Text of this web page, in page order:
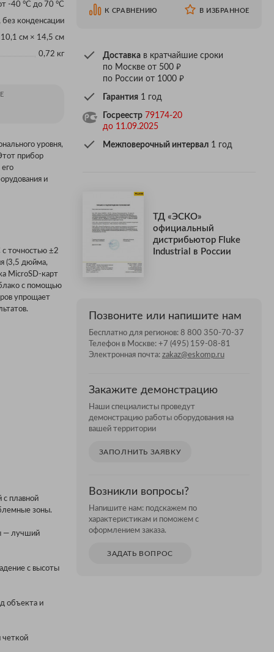
-40 °C до 70 °C
без конденсации
см × 14,5 см
0,72 кг
уровня,
прибор
и
с точностью ±2
(3,5 дюйма,
MicroSD-карт
с помощью
упрощает
с плавной
зоны.
— лучший
с высоты
объекта и
четкой
К СРАВНЕНИЮ В ИЗБРАННОЕ
Доставкав кратчайшие сроки
по Москве от 500 ₽
по России от 1000 ₽
Гарантия1 год
Госреестр 79174-20
до 11.09.2025
Межповерочный интервал1 год
ТД «ЭСКО»
официальный
дистрибьютор Fluke
Industrial в России
Позвоните или напишите нам
Бесплатно для регионов: 8 800 350-70-37
Телефон в Москве: +7 (495) 159-08-81
Электронная почта: zakaz@eskomp.ru
Закажите демонстрацию
Наши специалисты проведут
демонстрацию работы оборудования на
вашей территории
ЗАПОЛНИТЬ ЗАЯВКУ
Возникли вопросы?
Напишите нам: подскажем по
характеристикам и поможем с
оформлением заказа.
ЗАДАТЬ ВОПРОС